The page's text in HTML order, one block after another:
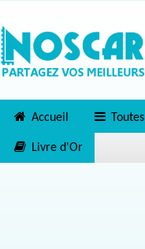
Accueil
Livre d'Or